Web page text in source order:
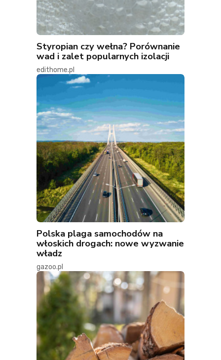
Styropian czy wełna? Porównanie
wad i zalet popularnych izolacji
edithome.pl
Polska plaga samochodów na
włoskich drogach: nowe wyzwanie
władz
gazoo.pl